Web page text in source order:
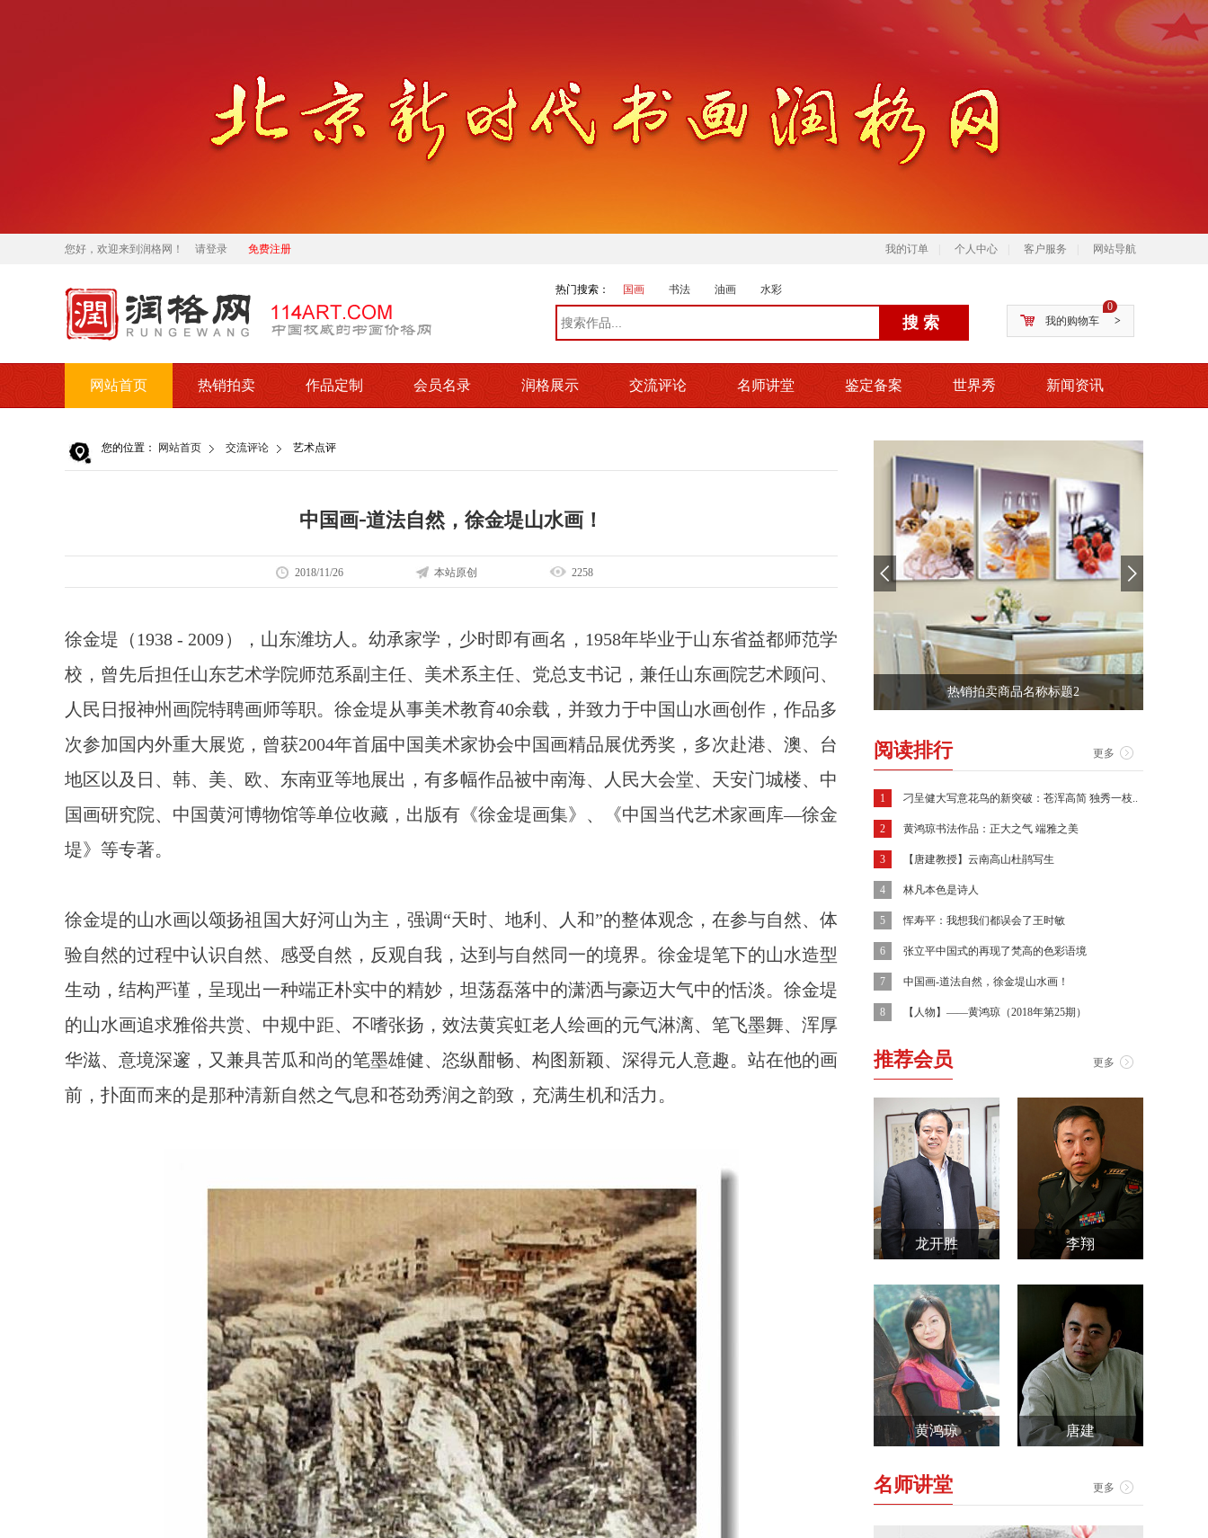
您好，欢迎来到润格网！ 请登录 免费注册 我的订单 个人中心 客户服务 网站导航
热门搜索： 国画 书法 油画 水彩
我的购物车 >
0
网站首页 热销拍卖 作品定制 会员名录 润格展示 交流评论 名师讲堂 鉴定备案 世界秀 新闻资讯
您的位置： 网站首页 交流评论 艺术点评
中国画-道法自然，徐金堤山水画！
2018/11/26 本站原创 2258
徐金堤（1938 - 2009），山东潍坊人。幼承家学，少时即有画名，1958年毕业于山东省益都师范学
校，曾先后担任山东艺术学院师范系副主任、美术系主任、党总支书记，兼任山东画院艺术顾问、
人民日报神州画院特聘画师等职。徐金堤从事美术教育40余载，并致力于中国山水画创作，作品多
次参加国内外重大展览，曾获2004年首届中国美术家协会中国画精品展优秀奖，多次赴港、澳、台
地区以及日、韩、美、欧、东南亚等地展出，有多幅作品被中南海、人民大会堂、天安门城楼、中
国画研究院、中国黄河博物馆等单位收藏，出版有《徐金堤画集》、《中国当代艺术家画库—徐金
堤》等专著。
徐金堤的山水画以颂扬祖国大好河山为主，强调“天时、地利、人和”的整体观念，在参与自然、体
验自然的过程中认识自然、感受自然，反观自我，达到与自然同一的境界。徐金堤笔下的山水造型
生动，结构严谨，呈现出一种端正朴实中的精妙，坦荡磊落中的潇洒与豪迈大气中的恬淡。徐金堤
的山水画追求雅俗共赏、中规中距、不嗜张扬，效法黄宾虹老人绘画的元气淋漓、笔飞墨舞、浑厚
华滋、意境深邃，又兼具苦瓜和尚的笔墨雄健、恣纵酣畅、构图新颖、深得元人意趣。站在他的画
前，扑面而来的是那种清新自然之气息和苍劲秀润之韵致，充满生机和活力。
热销拍卖商品名称标题
阅读排行 更多
1 刁呈健大写意花鸟的新突破：苍浑高简 独秀一枝..
2 黄鸿琼书法作品：正大之气 端雅之美
3 【唐建教授】云南高山杜鹃写生
4 林凡本色是诗人
5 恽寿平：我想我们都误会了王时敏
6 张立平中国式的再现了梵高的色彩语境
7 中国画-道法自然，徐金堤山水画！
8 【人物】——黄鸿琼（2018年第25期）
推荐会员 更多
龙开胜 李翔
黄鸿琼 唐建
名师讲堂 更多